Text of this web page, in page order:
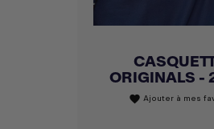
ORIGINALS -
favorite Ajouter à mes